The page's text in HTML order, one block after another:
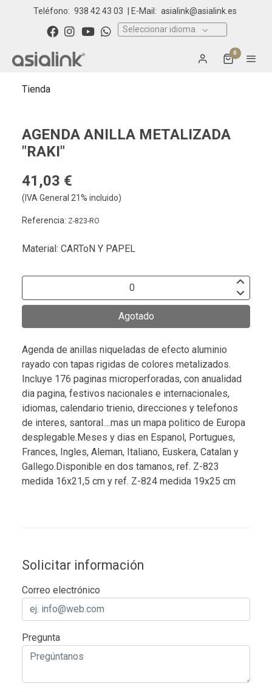
Teléfono: 938 42 43 03 | E-Mail: asialink@asialink.es
Seleccionar idioma
0
Tienda
AGENDA ANILLA METALIZADA
"RAKI"
41,03 €
(IVA General 21% incluido)
Referencia: Z-823-RO
Material: CARToN Y PAPEL
Agotado
Agenda de anillas niqueladas de efecto aluminio
rayado con tapas rigidas de colores metalizados.
Incluye 176 paginas microperforadas, con anualidad
dia pagina, festivos nacionales e internacionales,
idiomas, calendario trienio, direcciones y telefonos
de interes, santoral....mas un mapa politico de Europa
desplegable.Meses y dias en Espanol, Portugues,
Frances, Ingles, Aleman, Italiano, Euskera, Catalan y
Gallego.Disponible en dos tamanos, ref. Z-823
medida 16x21,5 cm y ref. Z-824 medida 19x25 cm
Solicitar información
Correo electrónico
Pregunta